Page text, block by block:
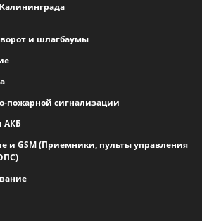
и шлагбаумы
пожарной сигнализации
АКБ
и GSM (Приемники, пульты управления